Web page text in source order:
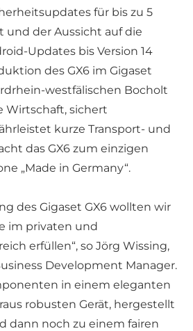
für bis zu 5
und der Aussicht auf die
Updates bis Version 14
des GX6 im Gigaset
westfälischen Bocholt
Wirtschaft, sichert
kurze Transport- und
das GX6 zum einzigen
„Made in Germany“.
des Gigaset GX6 wollten wir
im privaten und
erfüllen“, so Jörg Wissing,
Development Manager.
in einem eleganten
robusten Gerät, hergestellt
dann noch zu einem fairen